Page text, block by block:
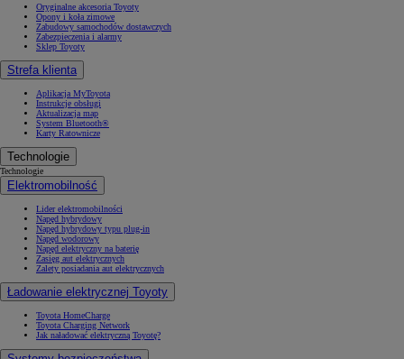
Oryginalne akcesoria Toyoty
Opony i koła zimowe
Zabudowy samochodów dostawczych
Zabezpieczenia i alarmy
Sklep Toyoty
Strefa klienta
Aplikacja MyToyota
Instrukcje obsługi
Aktualizacja map
System Bluetooth®
Karty Ratownicze
Technologie
Technologie
Elektromobilność
Lider elektromobilności
Napęd hybrydowy
Napęd hybrydowy typu plug-in
Napęd wodorowy
Napęd elektryczny na baterię
Zasięg aut elektrycznych
Zalety posiadania aut elektrycznych
Ładowanie elektrycznej Toyoty
Toyota HomeCharge
Toyota Charging Network
Jak naładować elektryczną Toyotę?